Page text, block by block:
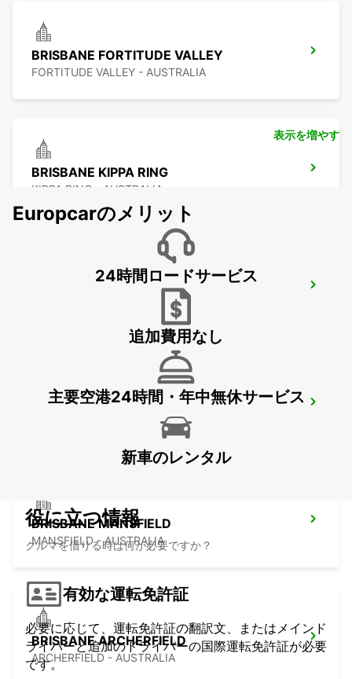
BRISBANE FORTITUDE VALLEY
FORTITUDE VALLEY - AUSTRALIA
BRISBANE KIPPA RING
KIPPA RING - AUSTRALIA
BRISBANE BURPENGARY
BURPENGARY - AUSTRALIA
BRISBANE CANNON HILL
BRISBANE MANSFIELD
MANSFIELD - AUSTRALIA
BRISBANE ARCHERFIELD
ARCHERFIELD - AUSTRALIA
表示を増やす
Europcarのメリット
24時間ロードサービス
追加費用なし
主要空港24時間・年中無休サービス
新車のレンタル
役に立つ情報
クルマを借りる時は何が必要ですか？
有効な運転免許証
必要に応じて、運転免許証の翻訳文、またはメインド
ライバーと追加のドライバーの国際運転免許証が必要
です。